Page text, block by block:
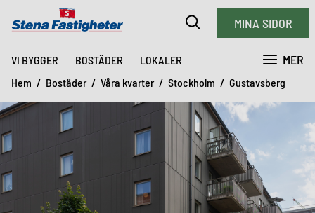
VI BYGGER BOSTÄDER LOKALER MER
MINA SIDOR
Hem Bostäder Våra kvarter Stockholm Gustavsberg